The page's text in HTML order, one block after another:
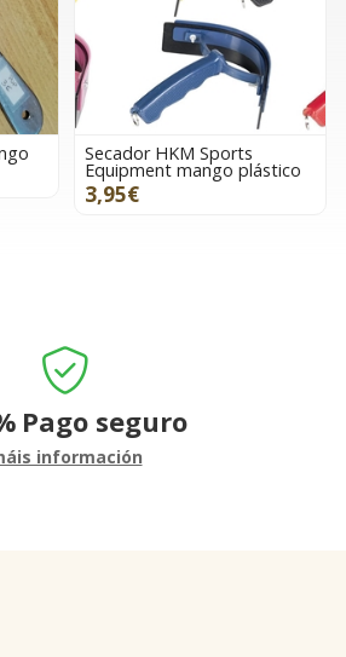
Secador HKM Sports
Equipment mango plástico
3,95€
Pago seguro
información